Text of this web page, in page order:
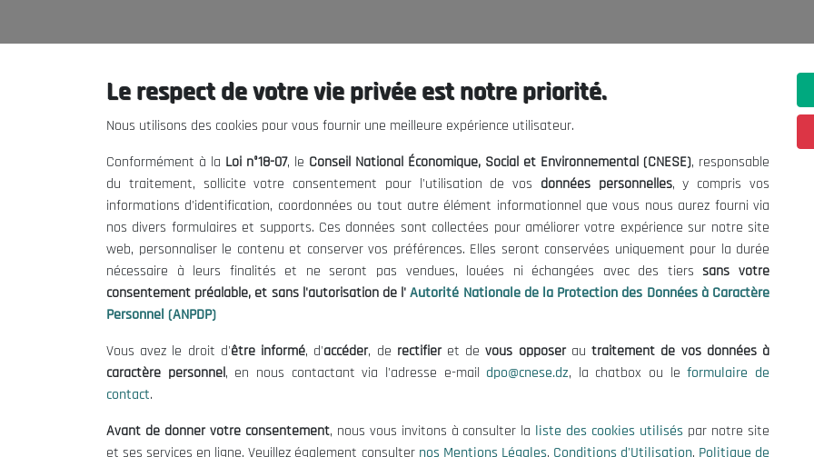
Le CNESE
Le président
Organisation
Publications
Informations utiles
Mentions Légales
Conditions d'Utilisation
Politique de Protection des Données
Politique des Cookies
contact@cnese.dz
Suggestions ou Initiatives ?
Newsletter
Inscrivez-vous, soyez le premier à
nos dernières nouvelles.
Suivez-Nous!
© 2026 Conseil National Économique, Social et Environnemental
Le respect de votre vie privée est notre priorité.
Nous utilisons des cookies pour vous fournir une meilleure expérience utilisateur.
Conformément à la Loi n°18-07, le Conseil National Économique, Social et Environnemental (CNESE), responsable
du traitement, sollicite votre consentement pour l'utilisation de vos données personnelles, y compris vos
informations d'identification, coordonnées ou tout autre élément informationnel que vous nous aurez fourni via
nos divers formulaires et supports. Ces données sont collectées pour améliorer votre expérience sur notre site
web, personnaliser le contenu et conserver vos préférences. Elles seront conservées uniquement pour la durée
nécessaire à leurs finalités et ne seront pas vendues, louées ni échangées avec des tierssans votre
consentement préalable, et sans l'autorisation de l' Autorité Nationale de la Protection des Données à Caractère
Personnel (ANPDP)
Vous avez le droit d'être informé, d'accéder, de rectifieret devous opposerautraitement de vos données à
caractère personnel, en nous contactant via l'adresse e-mail dpo@cnese.dz, la chatbox ou leformulaire de
contact.
Avant de donner votre consentement, nous vous invitons à consulter la liste des cookies utilisés par notre site
et ses services en ligne. Veuillez également consulter nos Mentions Légales, Conditions d'Utilisation, Politique de